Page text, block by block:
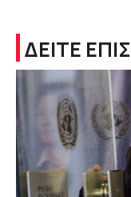
ΔΕΙΤΕ